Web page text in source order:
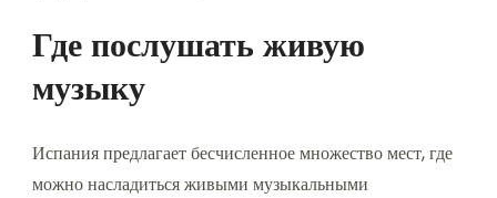
Где послушать живую
музыку
Испания предлагает бесчисленное множество мест, где
можно насладиться живыми музыкальными